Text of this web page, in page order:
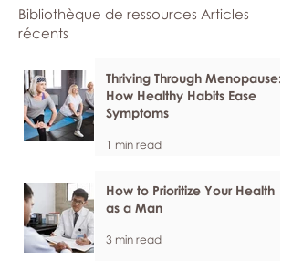
Bibliothèque de ressources Articles
récents
Thriving Through Menopause:
How Healthy Habits Ease
Symptoms
1 min read
How to Prioritize Your Health
as a Man
3 min read